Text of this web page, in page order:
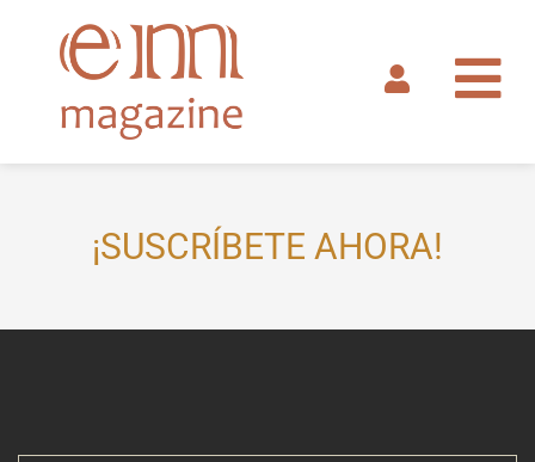
contenido
¡SUSCRÍBETE AHORA!